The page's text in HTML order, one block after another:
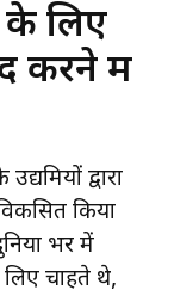
लिए
करने में
द्वारा
किया
भर में
चाहते थे,